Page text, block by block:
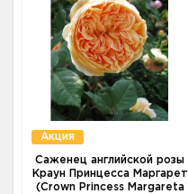
Акция
Саженец английской розы
Краун Принцесса Маргарет
(Crown Princess Margareta